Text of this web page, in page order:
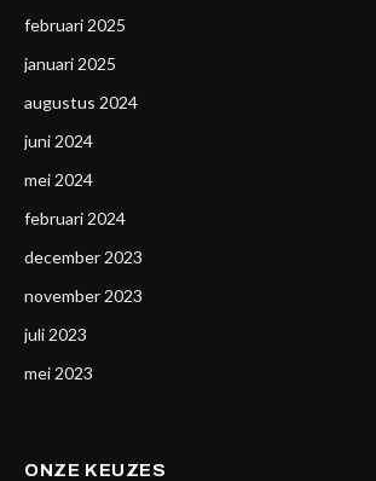
februari 2025
januari 2025
augustus 2024
juni 2024
mei 2024
februari 2024
december 2023
november 2023
juli 2023
mei 2023
ONZE KEUZES